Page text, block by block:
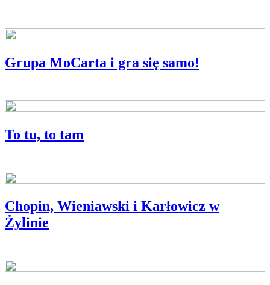
Grupa MoCarta i gra się samo!
To tu, to tam
Chopin, Wieniawski i Karłowicz w
Żylinie